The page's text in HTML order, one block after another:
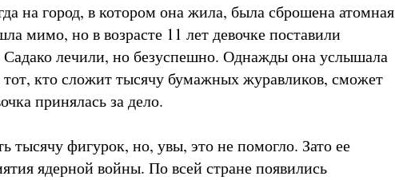
на город, в котором она жила, была сброшена атомная
мимо, но в возрасте 11 лет девочке поставили
лечили, но безуспешно. Однажды она услышала
кто сложит тысячу бумажных журавликов, сможет
принялась за дело.
тысячу фигурок, но, увы, это не помогло. Зато ее
ядерной войны. По всей стране появились